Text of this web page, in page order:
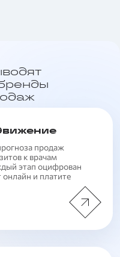
продаж
к врачам
этап оцифрован
и платите